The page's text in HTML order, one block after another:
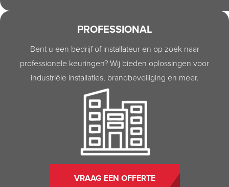
PROFESSIONAL
Bent u een bedrijf of installateur en op zoek naar
professionele keuringen? Wij bieden oplossingen voor
industriële installaties, brandbeveiliging en meer.
VRAAG EEN OFFERTE